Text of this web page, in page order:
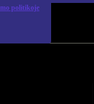
politikoje